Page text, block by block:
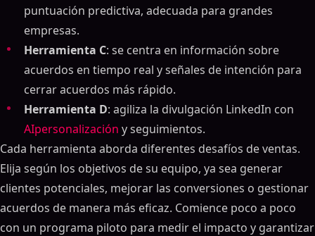
puntuación predictiva, adecuada para grandes
empresas.
Herramienta C: se centra en información sobre
acuerdos en tiempo real y señales de intención para
cerrar acuerdos más rápido.
Herramienta D: agiliza la divulgación LinkedIn con
AIpersonalización y seguimientos.
Cada herramienta aborda diferentes desafíos de ventas.
Elija según los objetivos de su equipo, ya sea generar
clientes potenciales, mejorar las conversiones o gestionar
acuerdos de manera más eficaz. Comience poco a poco
con un programa piloto para medir el impacto y garantizar